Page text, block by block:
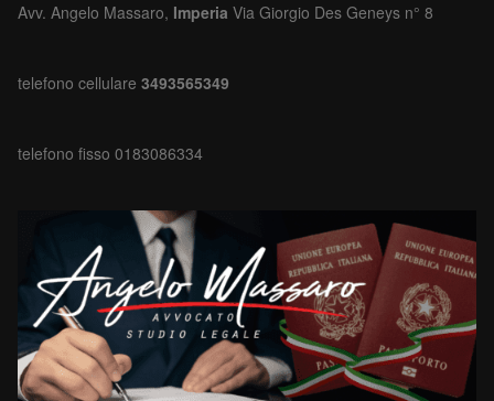
Avv. Angelo Massaro, Imperia Via Giorgio Des Geneys n° 8
telefono cellulare 3493565349
telefono fisso 0183086334